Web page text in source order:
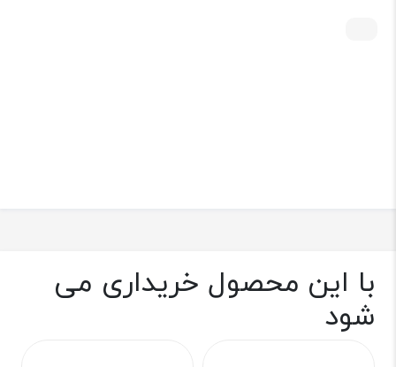
با این محصول خریداری می
شود